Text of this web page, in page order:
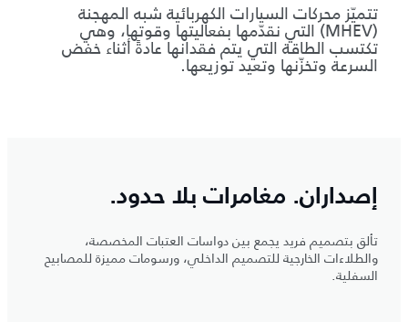
تتميّز محركات السيارات الكهربائية شبه المهجنة
(MHEV) التي نقدّمها بفعاليتها وقوتها، وهي
تكتسب الطاقة التي يتم فقدانها عادةً أثناء خفض
السرعة وتخزّنها وتعيد توزيعها.
إصداران. مغامرات بلا حدود.
تألق بتصميم فريد يجمع بين دواسات العتبات المخصصة،
والطلاءات الخارجية للتصميم الداخلي، ورسومات مميزة للمصابيح
السفلية.